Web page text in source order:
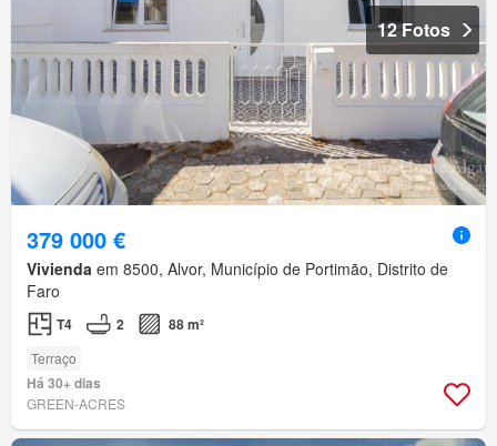
12 Fotos
379 000 €
Vivienda em 8500, Alvor, Município de Portimão, Distrito de
Faro
T4 2 88 m²
Terraço
Há 30+ dias
GREEN-ACRES